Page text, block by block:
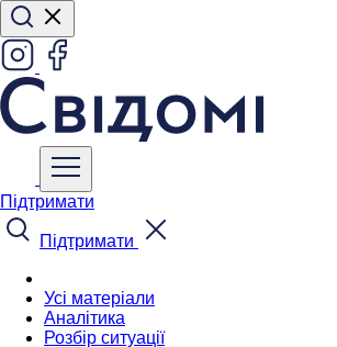
Підтримати
Підтримати
Усі матеріали
Аналітика
Розбір ситуації